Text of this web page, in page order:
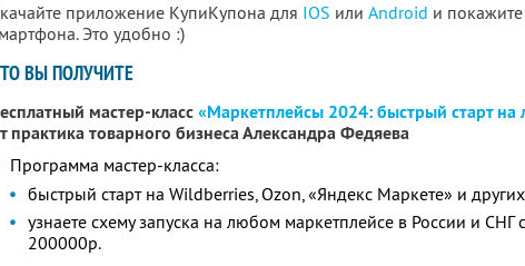
приложение КупиКупона для IOS или Android и
Это удобно :)
ВЫ ПОЛУЧИТЕ
мастер-класс«Маркетплейсы 2024: быстрый старт
практика товарного бизнеса Александра Федяева
Программа мастер-класса:
быстрый старт на Wildberries, Ozon, «Яндекс Маркете» и
узнаете схему запуска на любом маркетплейсе в России и
200000р.